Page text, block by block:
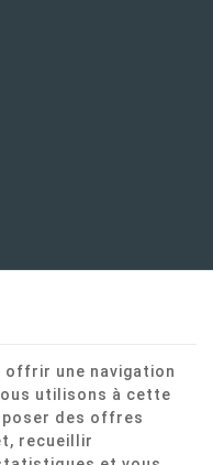
l'expérience utilisateur.
offrir une navigation
utilisons à cette
des offres
recueillir